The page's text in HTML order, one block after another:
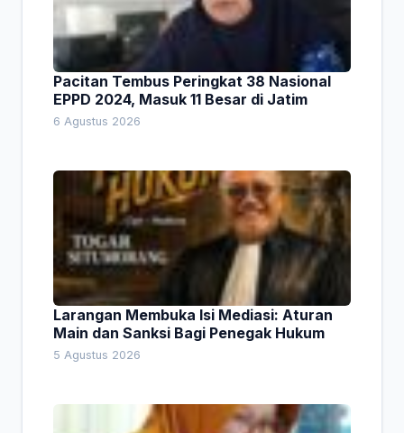
Pacitan Tembus Peringkat 38 Nasional
EPPD 2024, Masuk 11 Besar di Jatim
6 Agustus 2026
Larangan Membuka Isi Mediasi: Aturan
Main dan Sanksi Bagi Penegak Hukum
5 Agustus 2026